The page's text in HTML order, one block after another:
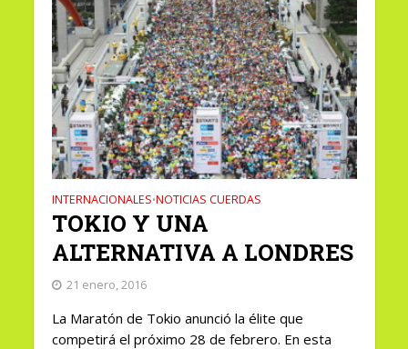
INTERNACIONALES•NOTICIAS CUERDAS
TOKIO Y UNA
ALTERNATIVA A LONDRES
21 enero, 2016
La Maratón de Tokio anunció la élite que
competirá el próximo 28 de febrero. En esta